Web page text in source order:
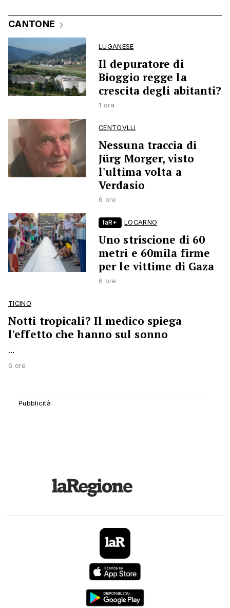
CANTONE
LUGANESE
Il depuratore di
Bioggio regge la
crescita degli abitanti?
1 ora
CENTOVLLI
Nessuna traccia di
Jürg Morger, visto
l'ultima volta a
Verdasio
6 ore
laR+ LOCARNO
Uno striscione di 60
metri e 60mila firme
per le vittime di Gaza
6 ore
TICINO
Notti tropicali? Il medico spiega
l'effetto che hanno sul sonno
...
6 ore